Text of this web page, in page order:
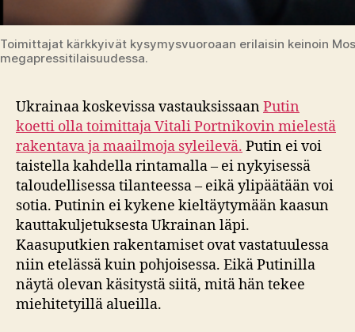
Toimittajat kärkkyivät kysymysvuoroaan erilaisin keinoin
megapressitilaisuudessa.
Ukrainaa koskevissa vastauksissaanPutin
koetti olla toimittaja Vitali Portnikovin mielestä
rakentava ja maailmoja syleilevä. Putin ei voi
taistella kahdella rintamalla – ei nykyisessä
taloudellisessa tilanteessa – eikä ylipäätään voi
sotia. Putinin ei kykene kieltäytymään kaasun
kauttakuljetuksesta Ukrainan läpi.
Kaasuputkien rakentamiset ovat vastatuulessa
niin etelässä kuin pohjoisessa. Eikä Putinilla
näytä olevan käsitystä siitä, mitä hän tekee
miehitetyillä alueilla.